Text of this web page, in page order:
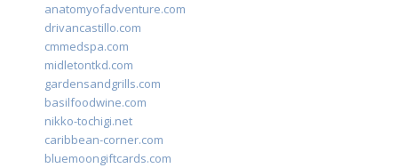
anatomyofadventure.com
drivancastillo.com
cmmedspa.com
midletontkd.com
gardensandgrills.com
basilfoodwine.com
nikko-tochigi.net
caribbean-corner.com
bluemoongiftcards.com